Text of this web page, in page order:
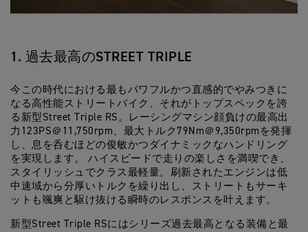
1. 過去最高のSTREET TRIPLE
今この時代における最もパワフルかつ直感的でやみつきに
なる高性能ストリートバイク、それがトップスペックを誇
る新型Street Triple RS。レーシングマシン顔負けの最高出
力123PS＠11,750rpm、最大トルク79Nm＠9,350rpmを発揮
し、息を呑むほどの俊敏かつダイナミックなハンドリング
を実現します。 ハイスピードで走りの楽しさを満喫でき、
スタイリッシュでクラス最軽量。刷新されたエンジンは低
中速域から分厚いトルクを繰り出し、ストリートもサーキ
ットも颯爽と駆け抜ける瞬時のレスポンスを叶えます。
新型Street Triple RSにはシリーズ過去最高となる装備と最